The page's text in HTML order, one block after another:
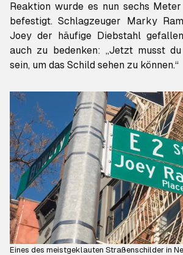
Reaktion wurde es nun sechs
befestigt. Schlagzeuger Marky
Joey der häufige Diebstahl
auch zu bedenken: „Jetzt musst
sein, um das Schild sehen zu können.“
Eines des meistgeklauten Straßenschilder in